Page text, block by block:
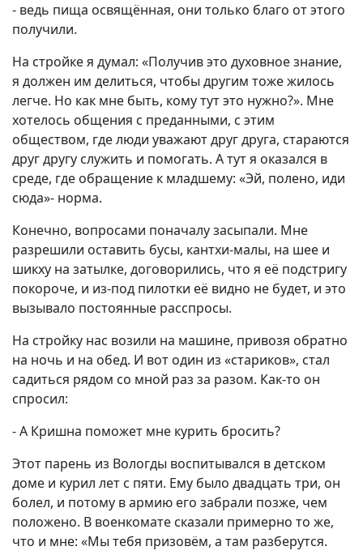
- ведь пища освящённая, они только благо от этого
получили.
На стройке я думал: «Получив это духовное знание,
я должен им делиться, чтобы другим тоже жилось
легче. Но как мне быть, кому тут это нужно?». Мне
хотелось общения с преданными, с этим
обществом, где люди уважают друг друга, стараются
друг другу служить и помогать. А тут я оказался в
среде, где обращение к младшему: «Эй, полено, иди
сюда»- норма.
Конечно, вопросами поначалу засыпали. Мне
разрешили оставить бусы, кантхи-малы, на шее и
шикху на затылке, договорились, что я её подстригу
покороче, и из-под пилотки её видно не будет, и это
вызывало постоянные расспросы.
На стройку нас возили на машине, привозя обратно
на ночь и на обед. И вот один из «стариков», стал
садиться рядом со мной раз за разом. Как-то он
спросил:
- А Кришна поможет мне курить бросить?
Этот парень из Вологды воспитывался в детском
доме и курил лет с пяти. Ему было двадцать три, он
болел, и потому в армию его забрали позже, чем
положено. В военкомате сказали примерно то же,
что и мне: «Мы тебя призовём, а там разберутся.